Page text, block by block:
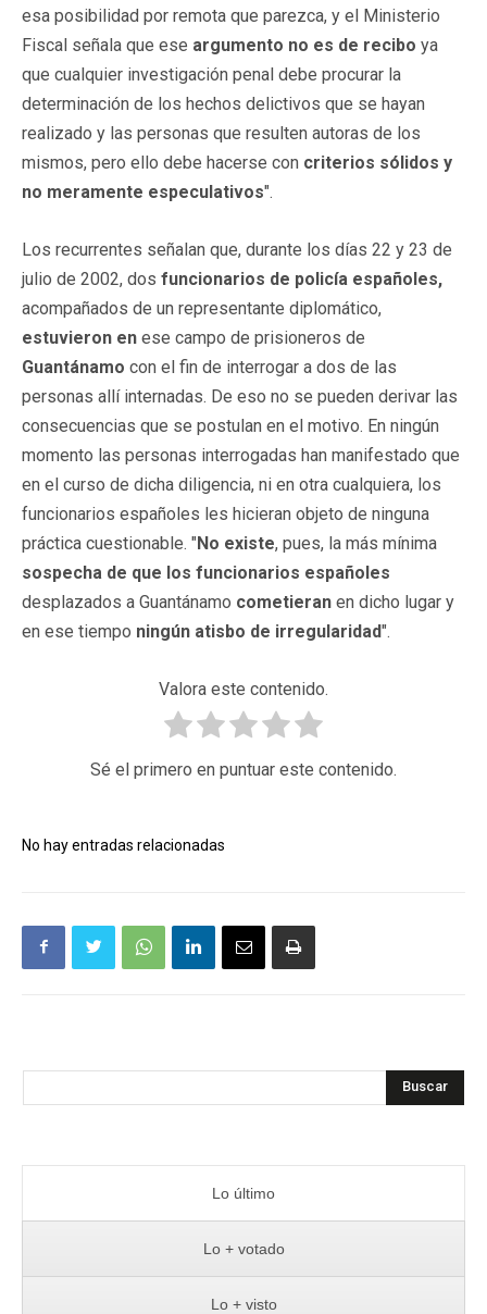
esa posibilidad por remota que parezca, y el Ministerio
Fiscal señala que ese argumento no es de recibo ya
que cualquier investigación penal debe procurar la
determinación de los hechos delictivos que se hayan
realizado y las personas que resulten autoras de los
mismos, pero ello debe hacerse con criterios sólidos y
no meramente especulativos".
Los recurrentes señalan que, durante los días 22 y 23 de
julio de 2002, dos funcionarios de policía españoles,
acompañados de un representante diplomático,
estuvieron en ese campo de prisioneros de
Guantánamo con el fin de interrogar a dos de las
personas allí internadas. De eso no se pueden derivar las
consecuencias que se postulan en el motivo. En ningún
momento las personas interrogadas han manifestado que
en el curso de dicha diligencia, ni en otra cualquiera, los
funcionarios españoles les hicieran objeto de ninguna
práctica cuestionable. "No existe, pues, la más mínima
sospecha de que los funcionarios españoles
desplazados a Guantánamo cometieran en dicho lugar y
en ese tiempo ningún atisbo de irregularidad".
Valora este contenido.
Sé el primero en puntuar este contenido.
No hay entradas relacionadas
Buscar
Lo último
Lo + votado
Lo + visto